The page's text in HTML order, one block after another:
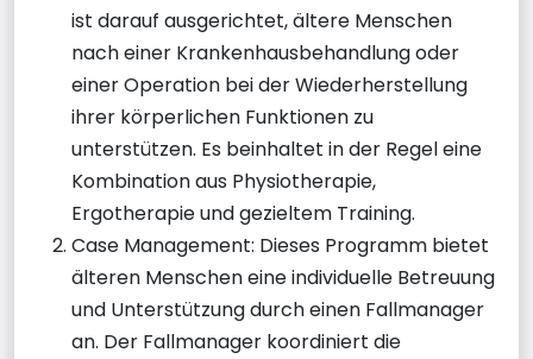
ist darauf ausgerichtet, ältere Menschen
nach einer Krankenhausbehandlung oder
einer Operation bei der Wiederherstellung
ihrer körperlichen Funktionen zu
unterstützen. Es beinhaltet in der Regel eine
Kombination aus Physiotherapie,
Ergotherapie und gezieltem Training.
Case Management: Dieses Programm bietet
älteren Menschen eine individuelle Betreuung
und Unterstützung durch einen Fallmanager
an. Der Fallmanager koordiniert die